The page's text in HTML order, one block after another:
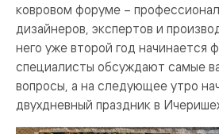
ковровом форуме –
дизайнеров, экспертов и
него уже второй год начинается
специалисты обсуждают самые
вопросы, а на следующее утро
двухдневный праздник в